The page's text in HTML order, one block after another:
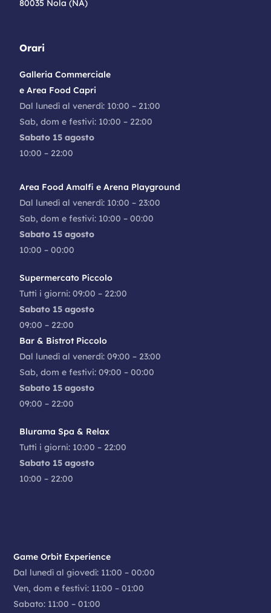
80035 Nola (NA)
Orari
Galleria Commerciale
e Area Food Capri
Dal lunedì al venerdì: 10:00 – 21:00
Sab, dom e festivi: 10:00 – 22:00
Sabato 15 agosto
10:00 – 22:00
Area Food Amalfi e Arena Playground
Dal lunedì al venerdì: 10:00 – 23:00
Sab, dom e festivi: 10:00 – 00:00
Sabato 15 agosto
10:00 – 00:00
Supermercato Piccolo
Tutti i giorni: 09:00 – 22:00
Sabato 15 agosto
09:00 – 22:00
Bar & Bistrot Piccolo
Dal lunedì al venerdì: 09:00 – 23:00
Sab, dom e festivi: 09:00 – 00:00
Sabato 15 agosto
09:00 – 22:00
Blurama Spa & Relax
Tutti i giorni: 10:00 – 22:00
Sabato 15 agosto
10:00 – 22:00
Game Orbit Experience
Dal lunedì al giovedì: 11:00 – 00:00
Ven, dom e festivi: 11:00 – 01:00
Sabato: 11:00 – 01:00